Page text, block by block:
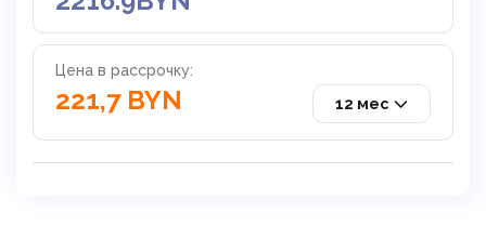
Цена в рассрочку:
221,7 BYN 12 мес